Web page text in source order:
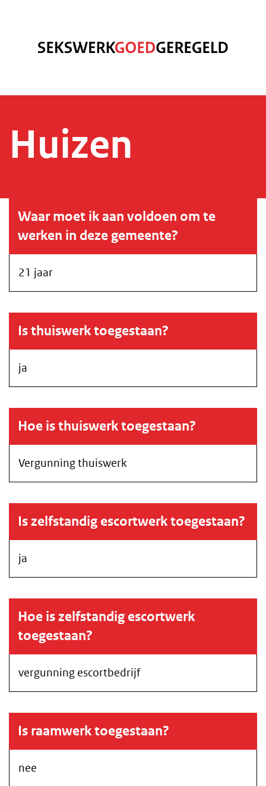
Huizen
Waar moet ik aan voldoen om te
werken in deze gemeente?
21 jaar
Is thuiswerk toegestaan?
ja
Hoe is thuiswerk toegestaan?
Vergunning thuiswerk
Is zelfstandig escortwerk toegestaan?
ja
Hoe is zelfstandig escortwerk
toegestaan?
vergunning escortbedrijf
Is raamwerk toegestaan?
nee